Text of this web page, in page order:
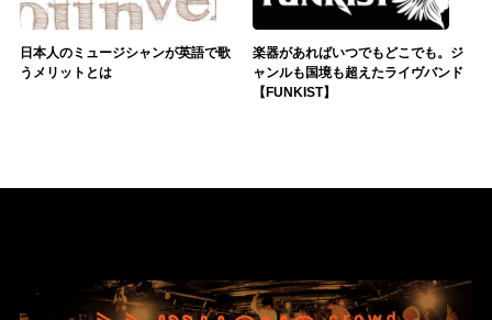
日本人のミュージシャンが英語で歌
うメリットとは
楽器があればいつでもどこでも。ジ
ャンルも国境も超えたライヴバンド
【FUNKIST】